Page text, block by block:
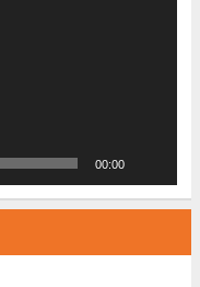
00:00